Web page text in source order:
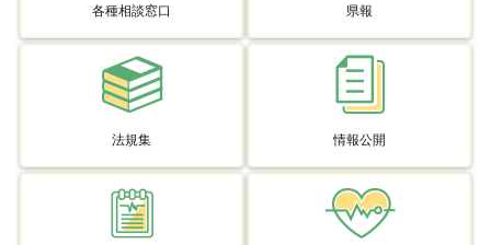
各種相談窓口 県報
法規集 情報公開